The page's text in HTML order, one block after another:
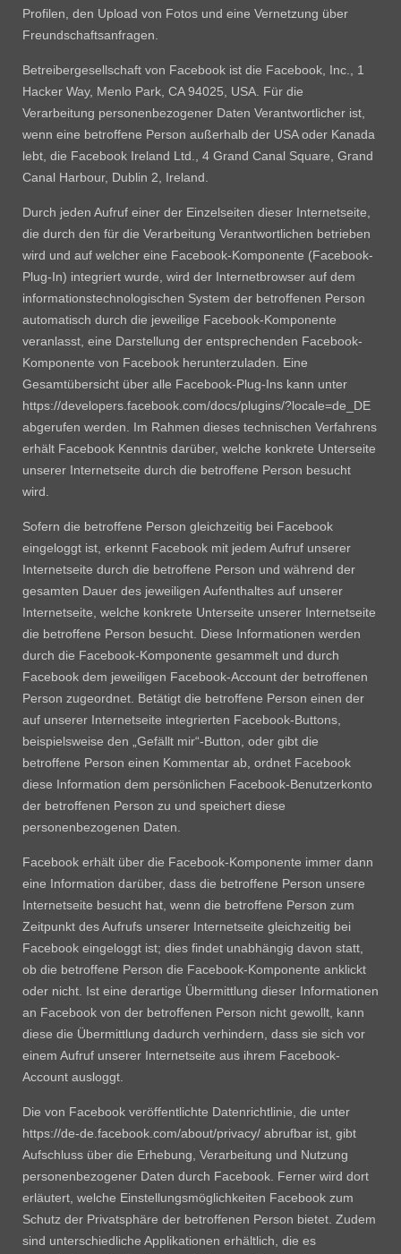
Profilen, den Upload von Fotos und eine Vernetzung über
Freundschaftsanfragen.
Betreibergesellschaft von Facebook ist die Facebook, Inc., 1
Hacker Way, Menlo Park, CA 94025, USA. Für die
Verarbeitung personenbezogener Daten Verantwortlicher ist,
wenn eine betroffene Person außerhalb der USA oder Kanada
lebt, die Facebook Ireland Ltd., 4 Grand Canal Square, Grand
Canal Harbour, Dublin 2, Ireland.
Durch jeden Aufruf einer der Einzelseiten dieser Internetseite,
die durch den für die Verarbeitung Verantwortlichen betrieben
wird und auf welcher eine Facebook-Komponente (Facebook-
Plug-In) integriert wurde, wird der Internetbrowser auf dem
informationstechnologischen System der betroffenen Person
automatisch durch die jeweilige Facebook-Komponente
veranlasst, eine Darstellung der entsprechenden Facebook-
Komponente von Facebook herunterzuladen. Eine
Gesamtübersicht über alle Facebook-Plug-Ins kann unter
https://developers.facebook.com/docs/plugins/?locale=de_DE
abgerufen werden. Im Rahmen dieses technischen Verfahrens
erhält Facebook Kenntnis darüber, welche konkrete Unterseite
unserer Internetseite durch die betroffene Person besucht
wird.
Sofern die betroffene Person gleichzeitig bei Facebook
eingeloggt ist, erkennt Facebook mit jedem Aufruf unserer
Internetseite durch die betroffene Person und während der
gesamten Dauer des jeweiligen Aufenthaltes auf unserer
Internetseite, welche konkrete Unterseite unserer Internetseite
die betroffene Person besucht. Diese Informationen werden
durch die Facebook-Komponente gesammelt und durch
Facebook dem jeweiligen Facebook-Account der betroffenen
Person zugeordnet. Betätigt die betroffene Person einen der
auf unserer Internetseite integrierten Facebook-Buttons,
beispielsweise den „Gefällt mir“-Button, oder gibt die
betroffene Person einen Kommentar ab, ordnet Facebook
diese Information dem persönlichen Facebook-Benutzerkonto
der betroffenen Person zu und speichert diese
personenbezogenen Daten.
Facebook erhält über die Facebook-Komponente immer dann
eine Information darüber, dass die betroffene Person unsere
Internetseite besucht hat, wenn die betroffene Person zum
Zeitpunkt des Aufrufs unserer Internetseite gleichzeitig bei
Facebook eingeloggt ist; dies findet unabhängig davon statt,
ob die betroffene Person die Facebook-Komponente anklickt
oder nicht. Ist eine derartige Übermittlung dieser Informationen
an Facebook von der betroffenen Person nicht gewollt, kann
diese die Übermittlung dadurch verhindern, dass sie sich vor
einem Aufruf unserer Internetseite aus ihrem Facebook-
Account ausloggt.
Die von Facebook veröffentlichte Datenrichtlinie, die unter
https://de-de.facebook.com/about/privacy/ abrufbar ist, gibt
Aufschluss über die Erhebung, Verarbeitung und Nutzung
personenbezogener Daten durch Facebook. Ferner wird dort
erläutert, welche Einstellungsmöglichkeiten Facebook zum
Schutz der Privatsphäre der betroffenen Person bietet. Zudem
sind unterschiedliche Applikationen erhältlich, die es